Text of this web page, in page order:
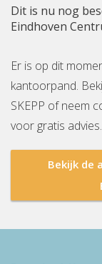
Dit is nu nog
Eindhoven
Er is op dit
kantoorpand.
SKEPP of neem
voor gratis advies.
Bekijk de